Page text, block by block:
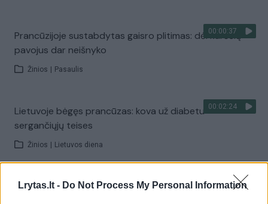
Lrytas.lt - Do Not Process My Personal Information
00:00:37
Prancūzijoje sustabdytas gaisro plitimas: dėl karščių
pavojus dar neišnyko
Žinios Pasaulis
00:02:24
Lietuvoje bėgęs prancūzas: kova už diabetu
sergančiųjų teises
Žinios Lietuvos diena
00:01:00
Ispanija mėnesiui įvedė sienų kontrolę iš Italijos: